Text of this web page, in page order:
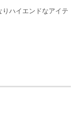
ハイエンドなアイテ